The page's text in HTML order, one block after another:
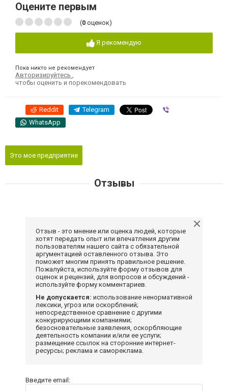
Оцените первым
(0 оценок)
Я рекомендую
Пока никто не рекомендует
Авторизируйтесь
чтобы оценить и порекомендовать
Reddit Telegram
WhatsApp
Это мое предприятие
Отзывы
Отзыв - это мнение или оценка людей, которые
хотят передать опыт или впечатления другим
пользователям нашего сайта с обязательной
аргументацией оставленного отзыва. Это
поможет многим принять правильное решение.
Пожалуйста, используйте форму отзывов для
оценок и рецензий, для вопросов и обсуждений -
используйте форму комментариев.
Не допускается: использование ненормативной
лексики, угроз или оскорблений;
непосредственное сравнение с другими
конкурирующими компаниями;
безосновательные заявления, оскорбляющие
деятельность компании и/или ее услуги;
размещение ссылок на сторонние интернет-
ресурсы; реклама и самореклама.
Введите email: